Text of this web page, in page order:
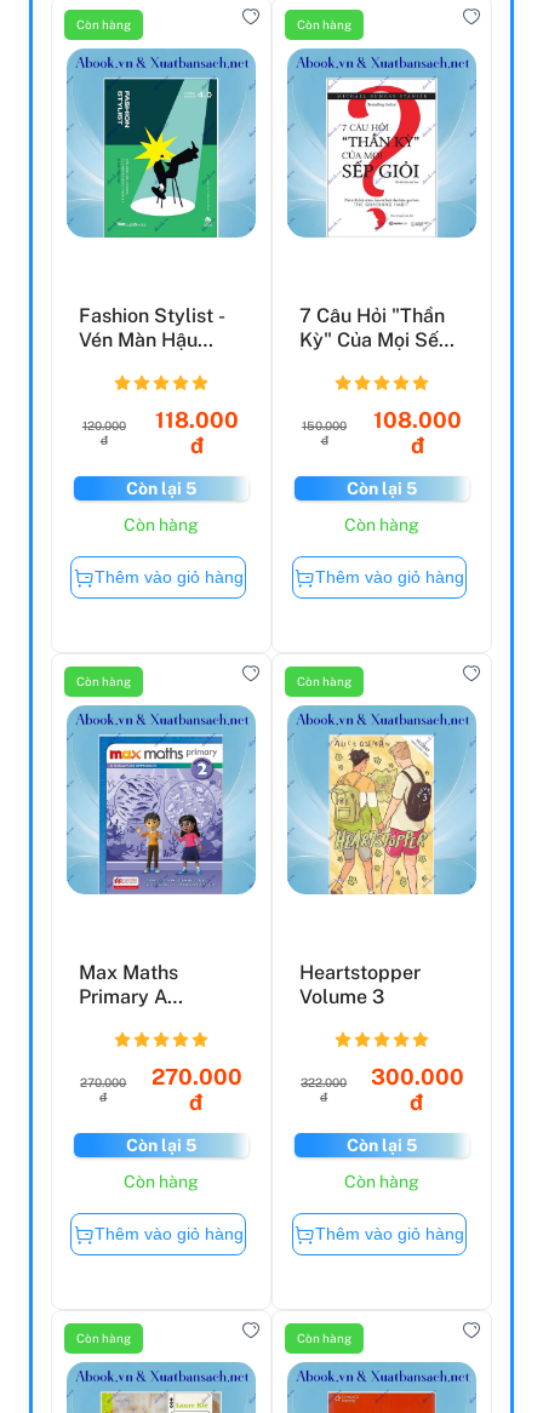
Còn hàng
Fashion Stylist -
Vén Màn Hậu
Những Bướ...
120.000
đ
118.000
đ
Còn lại 5
Còn hàng
Thêm vào giỏ hàng
Còn hàng
7 Câu Hỏi "Thần
Kỳ" Của Mọi Sếp
150.000
đ
108.000
đ
Còn lại 5
Còn hàng
Thêm vào giỏ hàng
Còn hàng
Max Maths
Primary A
Approach Grade
270.000
đ
270.000
đ
Còn lại 5
Còn hàng
Thêm vào giỏ hàng
Còn hàng
Heartstopper
Volume 3
322.000
đ
300.000
đ
Còn lại 5
Còn hàng
Thêm vào giỏ hàng
Còn hàng Còn hàng